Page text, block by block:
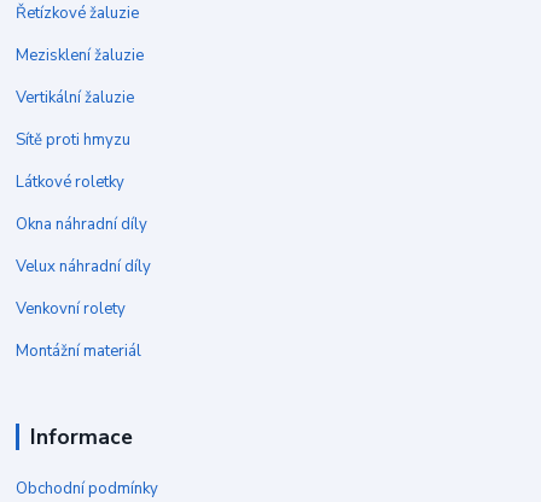
Řetízkové žaluzie
Mezisklení žaluzie
Vertikální žaluzie
Sítě proti hmyzu
Látkové roletky
Okna náhradní díly
Velux náhradní díly
Venkovní rolety
Montážní materiál
Informace
Obchodní podmínky